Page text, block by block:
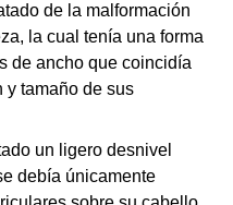
de la malformación
la cual tenía una forma
de ancho que coincidía
y tamaño de sus
un ligero desnivel
debía únicamente